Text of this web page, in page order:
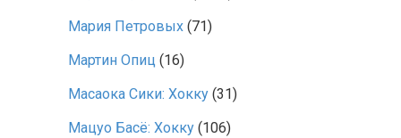
Мария Петровых (71)
Мартин Опиц (16)
Масаока Сики: Хокку (31)
Мацуо Басё: Хокку (106)